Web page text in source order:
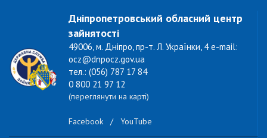
Дніпропетровський обласний центр
зайнятості
49006, м. Дніпро, пр-т. Л. Українки, 4 e-mail:
ocz@dnpocz.gov.ua
тел.: (056) 787 17 84
0 800 21 97 12
(переглянути на карті)
Facebook / YouTube